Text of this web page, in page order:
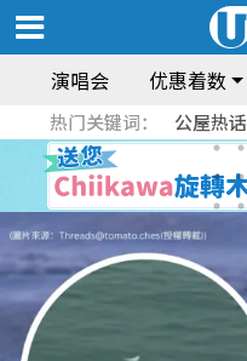
演唱会 优惠着数
热门关键词： 公屋热话